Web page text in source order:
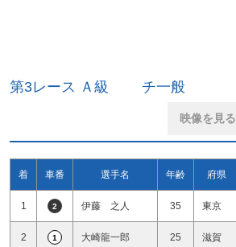
第3レース Ａ級 チ一般
映像を見る
着 車番 選手名 年齢 府県
1 2 伊藤 之人 35 東京
2 1 大崎龍一郎 25 滋賀